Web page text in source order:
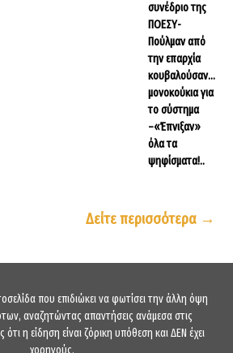
συνέδριο της
ΠΟΕΣΥ-
Πούλμαν από
την επαρχία
κουβαλούσαν…
μονοκούκια για
το σύστημα
–«Έπνιξαν»
όλα τα
ψηφίσματα!..
Δείτε περισσότερα →
που επιδιώκει να φωτίσει την άλλη όψη
αναζητώντας απαντήσεις ανάμεσα στις
ότι η είδηση είναι ζόρικη υπόθεση και ΔΕΝ έχει